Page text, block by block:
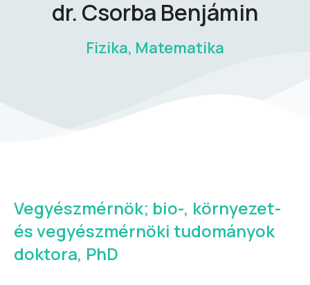
dr. Csorba Benjámin
Fizika, Matematika
Vegyészmérnök; bio-, környezet-
és vegyészmérnöki tudományok
doktora, PhD